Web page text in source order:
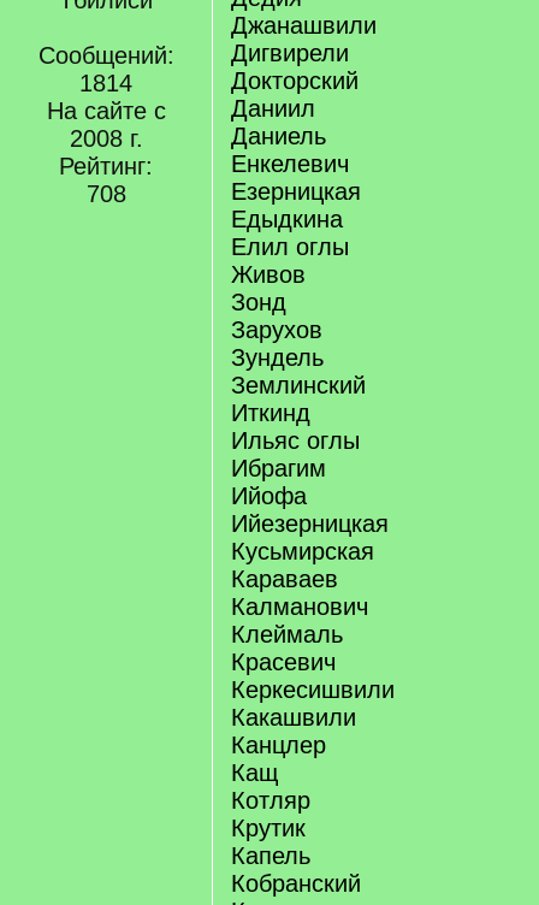
Сообщений:
1814
На сайте с
2008 г.
Рейтинг:
708
Джанашвили
Дигвирели
Докторский
Даниил
Даниель
Енкелевич
Езерницкая
Едыдкина
Елил оглы
Живов
Зонд
Зарухов
Зундель
Землинский
Иткинд
Ильяс оглы
Ибрагим
Ийофа
Ийезерницкая
Кусьмирская
Караваев
Калманович
Клеймаль
Красевич
Керкесишвили
Какашвили
Канцлер
Кащ
Котляр
Крутик
Капель
Кобранский